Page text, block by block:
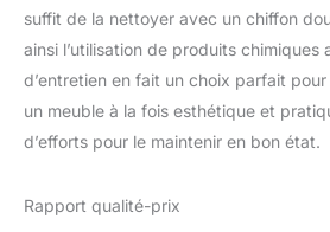
suffit de la nettoyer avec un chiffon
ainsi l’utilisation de produits
d’entretien en fait un choix parfait
un meuble à la fois esthétique et
d’efforts pour le maintenir en bon état.
Rapport qualité-prix